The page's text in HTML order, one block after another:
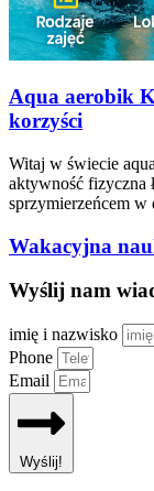
Aqua aerobik
korzyści
Witaj w świecie
aktywność fizyczna
sprzymierzeńcem w
Wakacyjna
Wyślij nam
imię i nazwisko
Phone
Email
Wyślij!